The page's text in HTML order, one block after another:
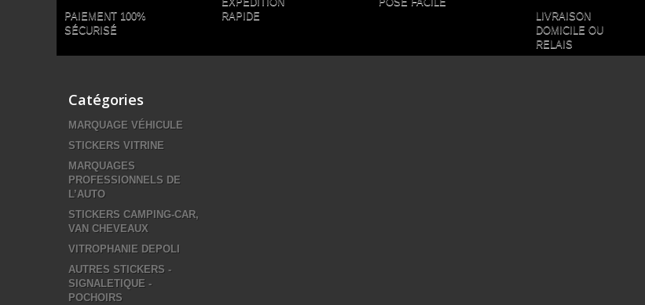
PAIEMENT 100%
SÉCURISÉ
RAPIDE
LIVRAISON
DOMICILE OU
RELAIS
Catégories
MARQUAGE VÉHICULE
STICKERS VITRINE
MARQUAGES
PROFESSIONNELS DE
L’AUTO
STICKERS CAMPING-CAR,
VAN CHEVEAUX
VITROPHANIE DEPOLI
AUTRES STICKERS -
SIGNALETIQUE -
POCHOIRS